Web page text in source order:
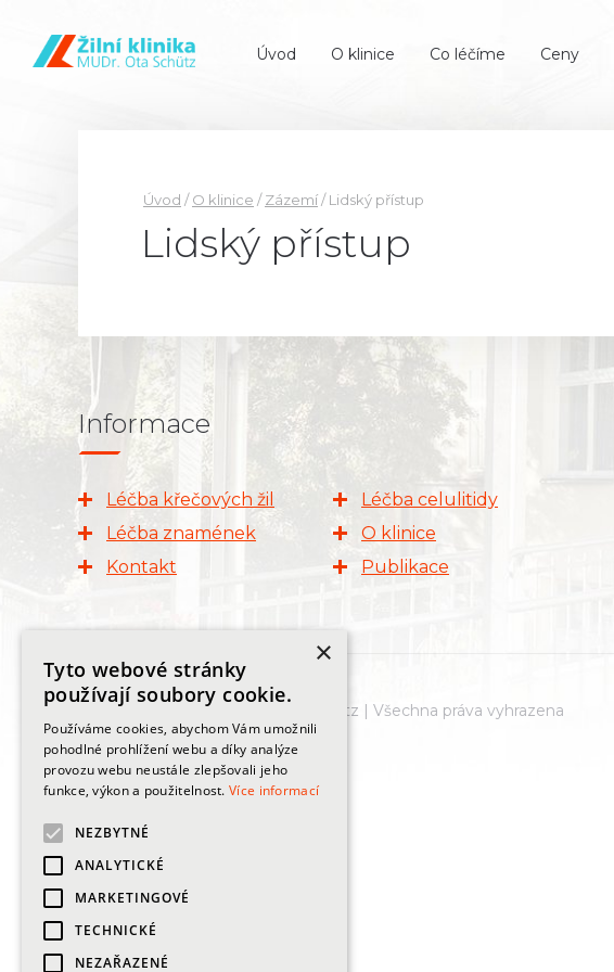
Úvod O klinice Co léčíme Ceny
Úvod /O klinice /Zázemí/Lidský přístup
Lidský přístup
Informace
Léčba křečových žil
Léčba celulitidy
Léčba znamének
O klinice
Kontakt
Publikace
© 2026 Žilní klinika MUDr. Ota Schütz | Všechna práva vyhrazena
×
Tyto webové stránky
používají soubory cookie.
Používáme cookies, abychom Vám umožnili
pohodlné prohlížení webu a díky analýze
provozu webu neustále zlepšovali jeho
funkce, výkon a použitelnost.Více informací
NEZBYTNÉ
ANALYTICKÉ
MARKETINGOVÉ
TECHNICKÉ
NEZAŘAZENÉ